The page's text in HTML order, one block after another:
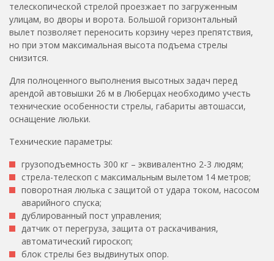
телескопической стрелой проезжает по загруженным
улицам, во дворы и ворота. Большой горизонтальный
вылет позволяет переносить корзину через препятствия,
но при этом максимальная высота подъема стрелы
снизится.
Для полноценного выполнения высотных задач перед
арендой автовышки 26 м в Люберцах необходимо учесть
технические особенности стрелы, габариты автошасси,
оснащение люльки.
Технические параметры:
грузоподъемность 300 кг – эквивалентно 2-3 людям;
стрела-телескоп с максимальным вылетом 14 метров;
поворотная люлька с защитой от удара током, насосом
аварийного спуска;
дублированный пост управления;
датчик от перегруза, защита от раскачивания,
автоматический гироскоп;
блок стрелы без выдвинутых опор.